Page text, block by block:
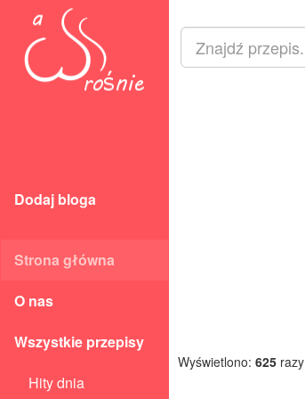
Dodaj bloga
Strona główna
O nas
Wszystkie przepisy
Hity dnia
Wyświetlono: 625 razy